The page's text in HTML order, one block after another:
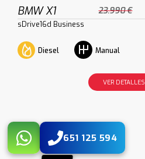
BMW X1 23.990 €
sDrive16d Business
Diesel Manual
VER DETALLES
651 125 594